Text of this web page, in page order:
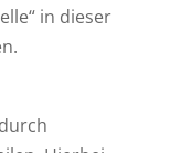
in dieser